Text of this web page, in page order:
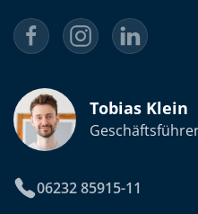
Tobias Klein
06232 85915-11